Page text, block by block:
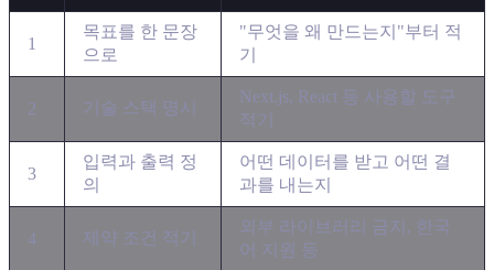
1
목표를 한 문장
으로
"무엇을 왜 만드는지"부터 적
기
2 기술 스택 명시
Next.js, React 등 사용할 도구
적기
3
입력과 출력 정
의
어떤 데이터를 받고 어떤 결
과를 내는지
4 제약 조건 적기
외부 라이브러리 금지, 한국
어 지원 등